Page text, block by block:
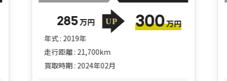
285万円 300万円
年式 : 2019年
走行距離 : 21,700km
買取時期 : 2024年02月